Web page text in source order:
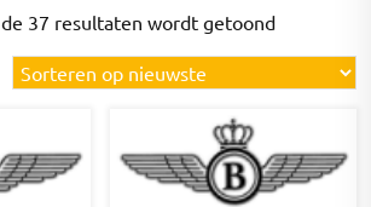
37 resultaten wordt getoondGesorteerd
op
nieuwste